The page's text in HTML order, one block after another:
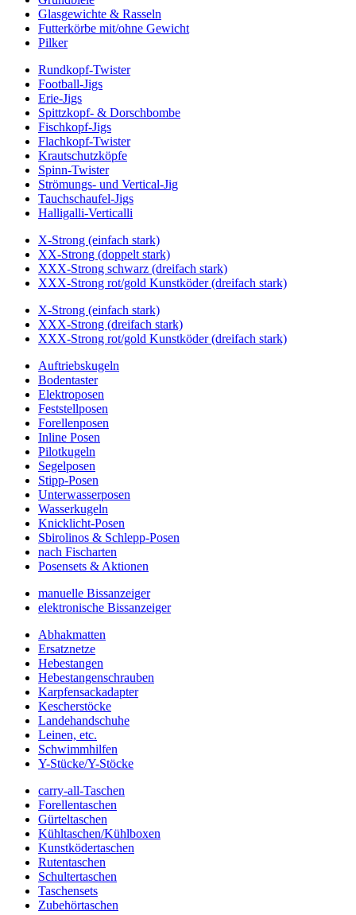
Glasgewichte & Rasseln
Futterkörbe mit/ohne Gewicht
Pilker
Rundkopf-Twister
Football-Jigs
Erie-Jigs
Spittzkopf- & Dorschbombe
Fischkopf-Jigs
Flachkopf-Twister
Krautschutzköpfe
Spinn-Twister
Strömungs- und Vertical-Jig
Tauchschaufel-Jigs
Halligalli-Verticalli
X-Strong (einfach stark)
XX-Strong (doppelt stark)
XXX-Strong schwarz (dreifach stark)
XXX-Strong rot/gold Kunstköder (dreifach stark)
X-Strong (einfach stark)
XXX-Strong (dreifach stark)
XXX-Strong rot/gold Kunstköder (dreifach stark)
Auftriebskugeln
Bodentaster
Elektroposen
Feststellposen
Forellenposen
Inline Posen
Pilotkugeln
Segelposen
Stipp-Posen
Unterwasserposen
Wasserkugeln
Knicklicht-Posen
Sbirolinos & Schlepp-Posen
nach Fischarten
Posensets & Aktionen
manuelle Bissanzeiger
elektronische Bissanzeiger
Abhakmatten
Ersatznetze
Hebestangen
Hebestangenschrauben
Karpfensackadapter
Kescherstöcke
Landehandschuhe
Leinen, etc.
Schwimmhilfen
Y-Stücke/Y-Stöcke
carry-all-Taschen
Forellentaschen
Gürteltaschen
Kühltaschen/Kühlboxen
Kunstködertaschen
Rutentaschen
Schultertaschen
Taschensets
Zubehörtaschen